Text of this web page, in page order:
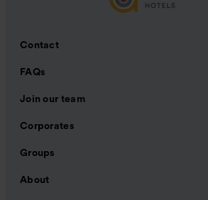
Contact
FAQs
Join our team
Corporates
Groups
About